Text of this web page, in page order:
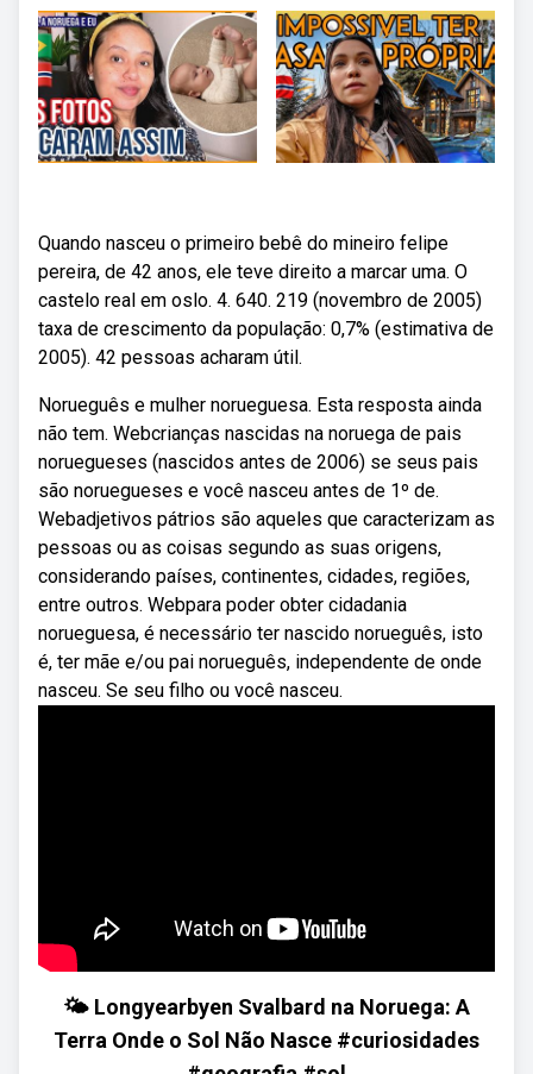
Quando nasceu o primeiro bebê do mineiro felipe
pereira, de 42 anos, ele teve direito a marcar uma. O
castelo real em oslo. 4. 640. 219 (novembro de 2005)
taxa de crescimento da população: 0,7% (estimativa de
2005). 42 pessoas acharam útil.
Norueguês e mulher norueguesa. Esta resposta ainda
não tem. Webcrianças nascidas na noruega de pais
noruegueses (nascidos antes de 2006) se seus pais
são noruegueses e você nasceu antes de 1º de.
Webadjetivos pátrios são aqueles que caracterizam as
pessoas ou as coisas segundo as suas origens,
considerando países, continentes, cidades, regiões,
entre outros. Webpara poder obter cidadania
norueguesa, é necessário ter nascido norueguês, isto
é, ter mãe e/ou pai norueguês, independente de onde
nasceu. Se seu filho ou você nasceu.
🌤 Longyearbyen Svalbard na Noruega: A
Terra Onde o Sol Não Nasce #curiosidades